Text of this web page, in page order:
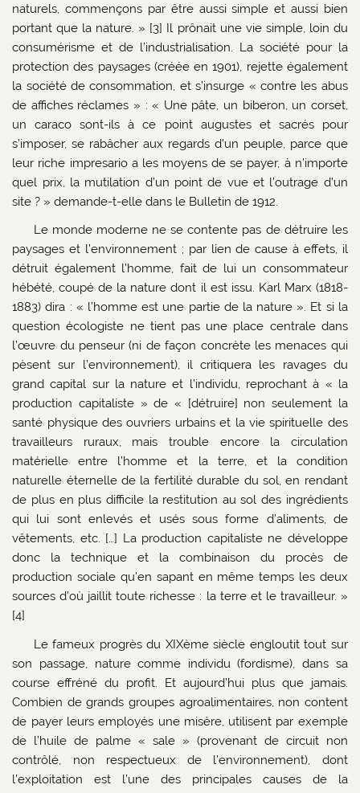
naturels, commençons par être aussi simple et aussi bien
portant que la nature. » [3] Il prônait une vie simple, loin du
consumérisme et de l’industrialisation. La société pour la
protection des paysages (créée en 1901), rejette également
la société de consommation, et s’insurge « contre les abus
de affiches réclames » : « Une pâte, un biberon, un corset,
un caraco sont-ils à ce point augustes et sacrés pour
s’imposer, se rabâcher aux regards d’un peuple, parce que
leur riche impresario a les moyens de se payer, à n’importe
quel prix, la mutilation d’un point de vue et l’outrage d’un
site ? » demande-t-elle dans le Bulletin de 1912.
Le monde moderne ne se contente pas de détruire les
paysages et l’environnement ; par lien de cause à effets, il
détruit également l’homme, fait de lui un consommateur
hébété, coupé de la nature dont il est issu. Karl Marx (1818-
1883) dira : « l’homme est une partie de la nature ». Et si la
question écologiste ne tient pas une place centrale dans
l’œuvre du penseur (ni de façon concrète les menaces qui
pèsent sur l’environnement), il critiquera les ravages du
grand capital sur la nature et l’individu, reprochant à « la
production capitaliste » de « [détruire] non seulement la
santé physique des ouvriers urbains et la vie spirituelle des
travailleurs ruraux, mais trouble encore la circulation
matérielle entre l’homme et la terre, et la condition
naturelle éternelle de la fertilité durable du sol, en rendant
de plus en plus difficile la restitution au sol des ingrédients
qui lui sont enlevés et usés sous forme d’aliments, de
vêtements, etc. […] La production capitaliste ne développe
donc la technique et la combinaison du procès de
production sociale qu’en sapant en même temps les deux
sources d’où jaillit toute richesse : la terre et le travailleur. »
[4]
Le fameux progrès du XIXème siècle engloutit tout sur
son passage, nature comme individu (fordisme), dans sa
course effréné du profit. Et aujourd’hui plus que jamais.
Combien de grands groupes agroalimentaires, non content
de payer leurs employés une misère, utilisent par exemple
de l’huile de palme « sale » (provenant de circuit non
contrôlé, non respectueux de l’environnement), dont
l’exploitation est l’une des principales causes de la